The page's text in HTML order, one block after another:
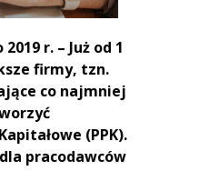
r. – Już od 1
firmy, tzn.
co najmniej
(PPK).
pracodawców